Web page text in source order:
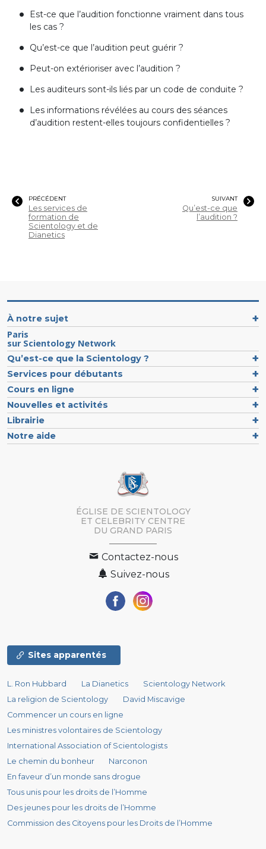
Est-ce que l’audition fonctionne vraiment dans tous
les cas ?
Qu’est-ce que l’audition peut guérir ?
Peut-on extérioriser avec l’audition ?
Les auditeurs sont-ils liés par un code de conduite ?
Les informations révélées au cours des séances
d’audition restent-elles toujours confidentielles ?
PRÉCÉDENT
Les services de
formation de
Scientology et de
Dianetics
SUIVANT
Qu’est-ce que
l’audition ?
À notre sujet
Paris
sur Scientology Network
Qu’est-ce que la Scientology ?
Services pour débutants
Cours en ligne
Nouvelles et activités
Librairie
Notre aide
ÉGLISE DE SCIENTOLOGY
ET CELEBRITY CENTRE
DU GRAND PARIS
Contactez-nous
Suivez-nous
Sites apparentés
L. Ron Hubbard La Dianetics
Scientology Network
La religion de Scientology
David Miscavige
Commencer un cours en ligne
Les ministres volontaires de Scientology
International Association of Scientologists
Le chemin du bonheur
Narconon
En faveur d’un monde sans drogue
Tous unis pour les droits de l’Homme
Des jeunes pour les droits de l’Homme
Commission des Citoyens pour les Droits de l’Homme